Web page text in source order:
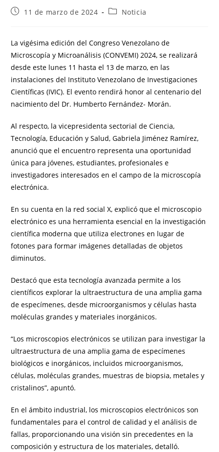
11 de marzo de 2024 Noticia
La vigésima edición del Congreso Venezolano de
Microscopía y Microanálisis (CONVEMI) 2024, se realizará
desde este lunes 11 hasta el 13 de marzo, en las
instalaciones del Instituto Venezolano de Investigaciones
Científicas (IVIC). El evento rendirá honor al centenario del
nacimiento del Dr. Humberto Fernández- Morán.
Al respecto, la vicepresidenta sectorial de Ciencia,
Tecnología, Educación y Salud, Gabriela Jiménez Ramírez,
anunció que el encuentro representa una oportunidad
única para jóvenes, estudiantes, profesionales e
investigadores interesados en el campo de la microscopía
electrónica.
En su cuenta en la red social X, explicó que el microscopio
electrónico es una herramienta esencial en la investigación
científica moderna que utiliza electrones en lugar de
fotones para formar imágenes detalladas de objetos
diminutos.
Destacó que esta tecnología avanzada permite a los
científicos explorar la ultraestructura de una amplia gama
de especímenes, desde microorganismos y células hasta
moléculas grandes y materiales inorgánicos.
“Los microscopios electrónicos se utilizan para investigar la
ultraestructura de una amplia gama de especímenes
biológicos e inorgánicos, incluidos microorganismos,
células, moléculas grandes, muestras de biopsia, metales y
cristalinos”, apuntó.
En el ámbito industrial, los microscopios electrónicos son
fundamentales para el control de calidad y el análisis de
fallas, proporcionando una visión sin precedentes en la
composición y estructura de los materiales, detalló.